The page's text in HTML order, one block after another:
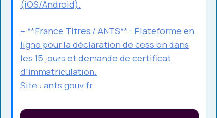
(iOS/Android).
– **France Titres / ANTS** : Plateforme en
ligne pour la déclaration de cession dans
les 15 jours et demande de certificat
d’immatriculation.
Site : ants.gouv.fr